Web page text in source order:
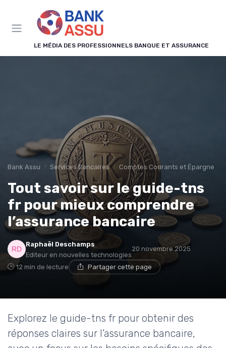
LE MÉDIA DES PROFESSIONNELS BANQUE ET ASSURANCE
Bank Assu Services Bancaires Comptes Courants et Épargne
Tout savoir sur le guide-tns
fr pour mieux comprendre
l’assurance bancaire
Raphaël Deschamps
Editeur en nouvelles technologies
20 novembre 2025
12 min de lecture Partager cette page
Explorez le guide-tns fr pour obtenir des
réponses claires sur l’assurance bancaire,